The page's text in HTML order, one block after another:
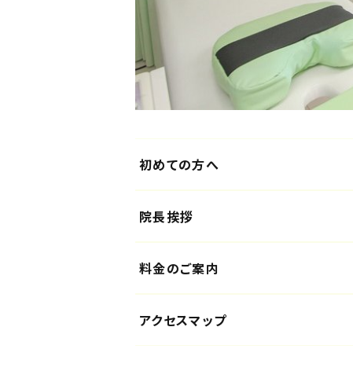
初めての方へ
院長挨拶
料金のご案内
アクセスマップ